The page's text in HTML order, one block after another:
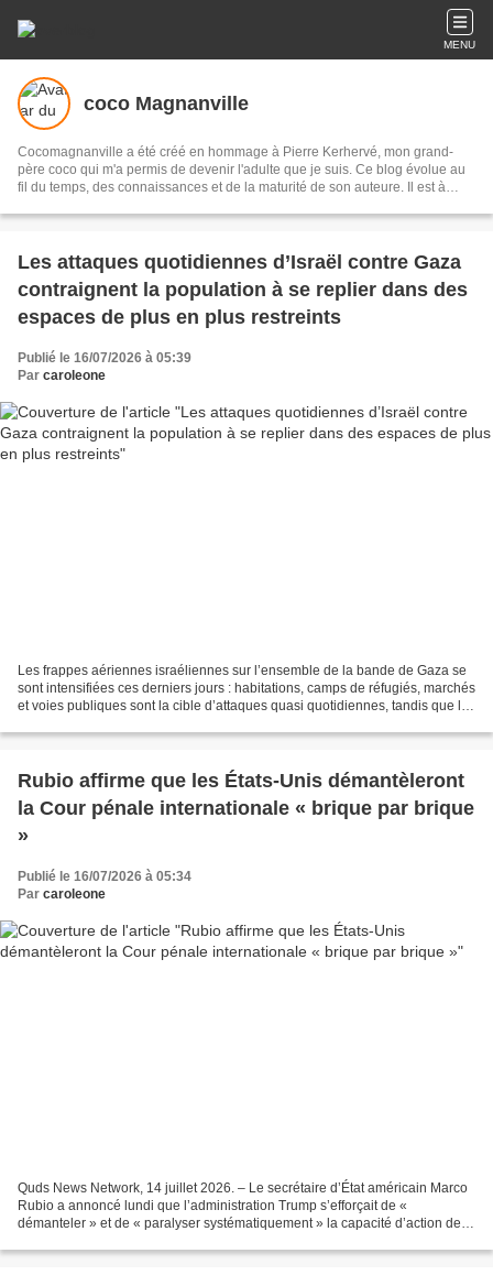
MENU
coco Magnanville
Cocomagnanville a été créé en hommage à Pierre Kerhervé, mon grand-
père coco qui m'a permis de devenir l'adulte que je suis. Ce blog évolue au
fil du temps, des connaissances et de la maturité de son auteure. Il est à
Yala (les Amériques) et je me suis appliquée à documenter chaque peuple
retrouver cette base de donnée sur un site que je leur ai dédié : Peuples
autochtones d'Abya Yala.
Les attaques quotidiennes d’Israël contre Gaza
contraignent la population à se replier dans des
espaces de plus en plus restreints
Publié le 16/07/2026 à 05:39
Par caroleone
Les frappes aériennes israéliennes sur l’ensemble de la bande de Gaza se
sont intensifiées ces derniers jours : habitations, camps de réfugiés, marchés
et voies publiques sont la cible d’attaques quasi quotidiennes, tandis que les
Rubio affirme que les États-Unis démantèleront
la Cour pénale internationale « brique par brique
»
Publié le 16/07/2026 à 05:34
Par caroleone
Quds News Network, 14 juillet 2026. – Le secrétaire d’État américain Marco
Rubio a annoncé lundi que l’administration Trump s’efforçait de «
démanteler » et de « paralyser systématiquement » la capacité d’action de la